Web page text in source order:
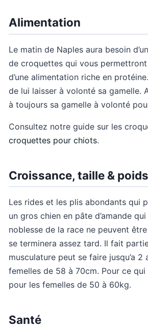
Alimentation
Le matin de Naples aura besoin
de croquettes qui vous
d’une alimentation riche en
de lui laisser à volonté sa gamelle.
à toujours sa gamelle à volonté
Consultez notre guide sur les
croquettes pour chiots.
Croissance, taille &
Les rides et les plis abondants qui
un gros chien en pâte d’amande
noblesse de la race ne peuvent
se terminera assez tard. Il fait
musculature peut se faire jusqu’a
femelles de 58 à 70cm. Pour ce
pour les femelles de 50 à 60kg.
Santé